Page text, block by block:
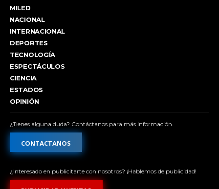
MILED
NACIONAL
INTERNACIONAL
DEPORTES
TECNOLOGÍA
ESPECTÁCULOS
CIENCIA
ESTADOS
OPINIÓN
¿Tienes alguna duda? Contáctanos para más información.
CONTACTANOS
¿Interesado en publicitarte con nosotros? ¡Hablemos de publicidad!